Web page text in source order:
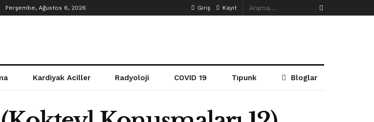
Perşembe, Ağustos 6, 2026 Giriş Kayıt
Kardiyak Aciller Radyoloji COVID 19 Tıpunk Bloglar